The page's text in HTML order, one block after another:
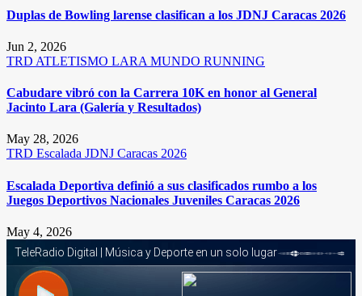
Duplas de Bowling larense clasifican a los JDNJ Caracas 2026
Jun 2, 2026
TRD ATLETISMO LARA MUNDO RUNNING
Cabudare vibró con la Carrera 10K en honor al General
Jacinto Lara (Galería y Resultados)
May 28, 2026
TRD Escalada JDNJ Caracas 2026
Escalada Deportiva definió a sus clasificados rumbo a los
Juegos Deportivos Nacionales Juveniles Caracas 2026
May 4, 2026